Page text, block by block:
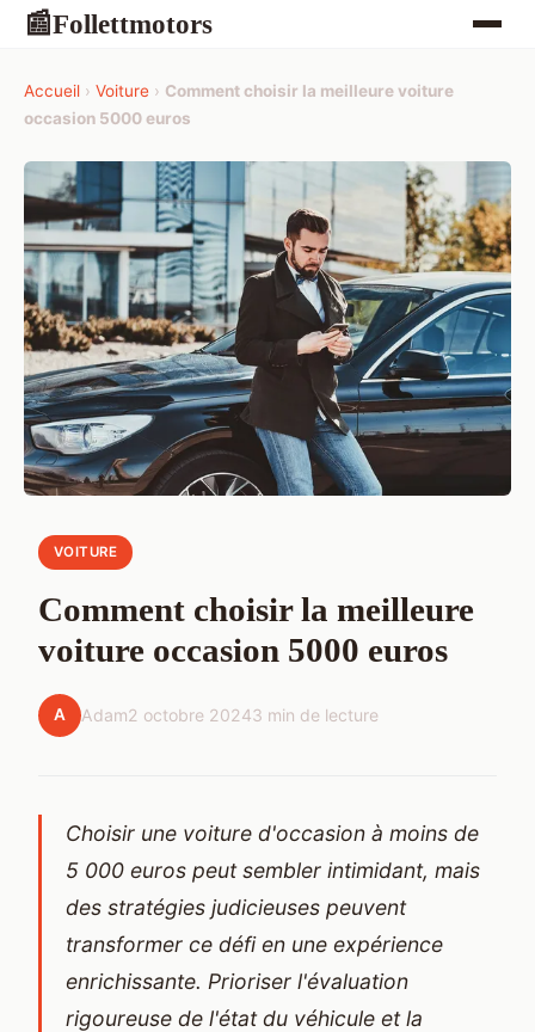
📰Follettmotors
Accueil › Voiture › Comment choisir la meilleure voiture
occasion 5000 euros
VOITURE
Comment choisir la meilleure
voiture occasion 5000 euros
A Adam2 octobre 20243 min de lecture
Choisir une voiture d'occasion à moins de
5 000 euros peut sembler intimidant, mais
des stratégies judicieuses peuvent
transformer ce défi en une expérience
enrichissante. Prioriser l'évaluation
rigoureuse de l'état du véhicule et la